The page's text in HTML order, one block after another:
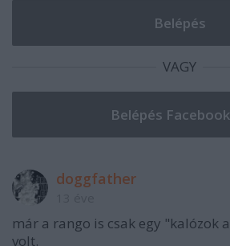
VAGY
doggfather
már a rango is csak egy "kalózok
volt.